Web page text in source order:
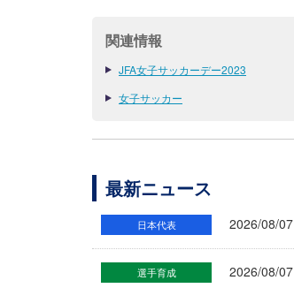
関連情報
JFA女子サッカーデー2023
女子サッカー
最新ニュース
日本代表 2026/08/07
選手育成 2026/08/07